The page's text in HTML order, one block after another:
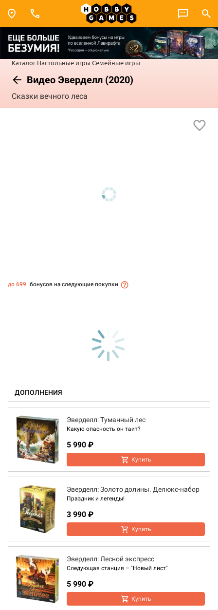
Каталог Настольные игры Семейные игры
Видео Эверделл (2020)
Сказки вечного леса
до 699 бонусов на следующие покупки
ДОПОЛНЕНИЯ
Эверделл: Туманный лес
Какую опасность он таит?
5 990 ₽
Купить
Эверделл: Золото долины. Делюкс-набор
Праздник и легенды!
3 990 ₽
Купить
Эверделл: Лесной экспресс
Следующая станция – "Новый лист"
5 990 ₽
Купить